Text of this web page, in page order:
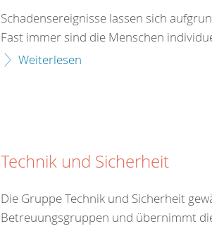
Schadensereignisse lassen sich
Fast immer sind die Menschen
Weiterlesen
Technik und Sicherheit
Die Gruppe Technik und Sicherheit
Betreuungsgruppen und übernimmt